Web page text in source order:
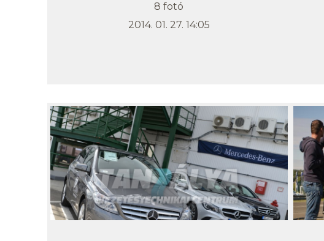
8 fotó
2014. 01. 27. 14:05